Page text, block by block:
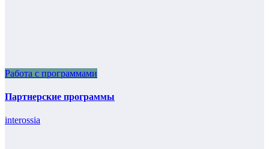
Работа с программами
Партнерские программы
interossia